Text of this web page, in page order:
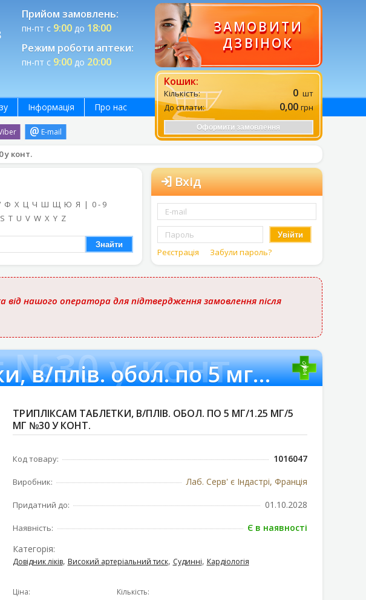
Прийом замовлень:
пн-пт с 9:00до 18:00
Режим роботи аптеки:
пн-пт с 9:00до 20:00
ЗАМОВИТИ
ДЗВІНОК
Кошик:
Кількість: 0 шт
До сплати:
0,00 грн
Оформити замовлення
E-mail
Інформація Про нас
у конт.
Ф Х Ц Ч Ш Щ Ю Я | 0 - 9
S T U V W X Y Z
Знайти
Вхід
Увійти
Реєстрація Забули пароль?
від нашого оператора для підтвердження замовлення після
№30 у конт. Трипліксам таблетки, в/плів. обол. по 5 мг/1.25 мг/5 мг №30 у конт.
ТРИПЛІКСАМ ТАБЛЕТКИ, В/ПЛІВ. ОБОЛ. ПО 5 МГ/1.25 МГ/5
МГ №30 У КОНТ.
Код товару: 1016047
Виробник: Лаб. Серв' є Індастрі, Франція
Придатний до: 01.10.2028
Наявність:
Є в наявності
Категорія:
Довідник ліків, Високий артеріальний тиск, Судинні, Кардіологія
Ціна: Кількість: